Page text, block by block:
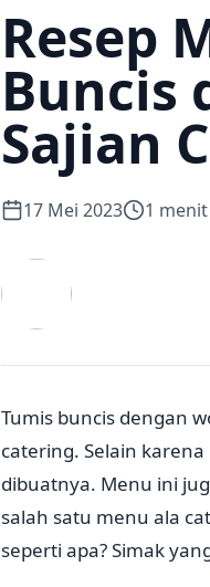
Resep
Buncis
Sajian
17 Mei 2023 1
Tumis buncis dengan
catering. Selain
dibuatnya. Menu ini
salah satu menu ala
seperti apa? Simak